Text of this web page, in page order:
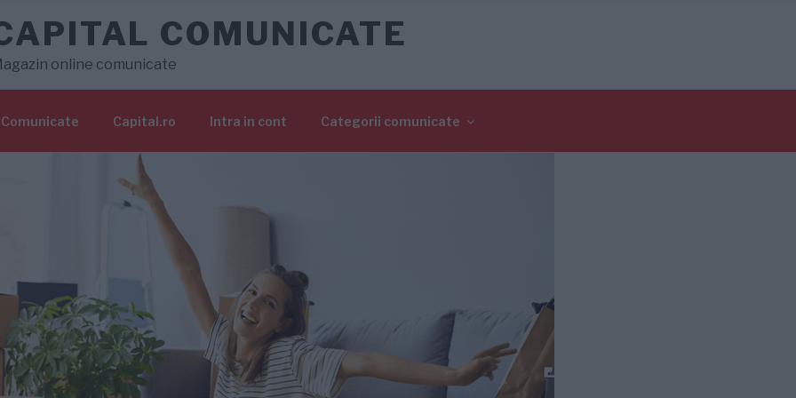
COMUNICATE
online comunicate
Comunicate Capital.ro Intra in cont Categorii comunicate